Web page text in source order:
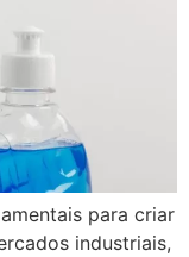
para criar
industriais,